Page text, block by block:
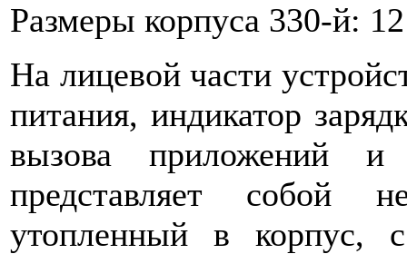
Размеры корпуса 330-й:
На лицевой части
питания, индикатор
вызова приложений
представляет собой
утопленный в корпус,